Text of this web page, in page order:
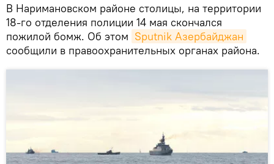
В Наримановском районе столицы, на территории
18-го отделения полиции 14 мая скончался
пожилой бомж. Об этом Sputnik Азербайджан
сообщили в правоохранительных органах района.